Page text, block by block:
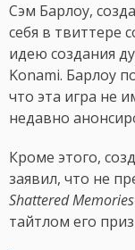
Сэм Барлоу,
себя в твиттере
идею создания
Konami. Барлоу
что эта игра не
недавно
Кроме этого,
заявил, что не
Shattered Memories
тайтлом его